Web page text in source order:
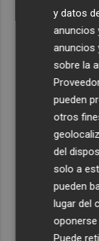
y datos
anuncios
anuncios
sobre la
pueden
otros
del
solo a
pueden
lugar del
Puede